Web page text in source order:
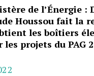
de l’Énergie :
Houssou fait la
les boîtiers
les projets du PAG 2